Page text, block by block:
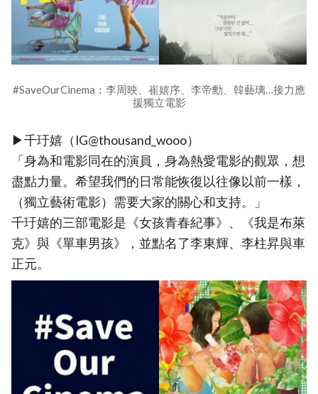
#SaveOurCinema：李周映、崔嬉序、李帝勳、韓藝璃…接力應
援獨立電影
▶千玗嬉（IG@thousand_wooo）
「身為和電影同在的演員，身為熱愛電影的觀眾，想
盡點力量。希望我們的日常能恢復以往像以前一樣，
（獨立藝術電影）需要大家的關心和支持。」
千玗嬉的三部電影是《女孩青春紀事》、《我是布萊
克》與《單車男孩》，並點名了李東輝、李柱昇與車
正元。